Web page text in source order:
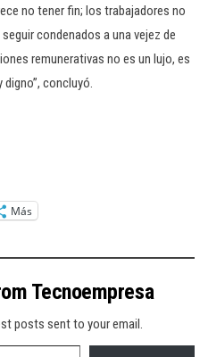
no tener fin; los trabajadores no
condenados a una vejez de
remunerativas no es un lujo, es
concluyó.
Más
Tecnoempresa
posts sent to your email.